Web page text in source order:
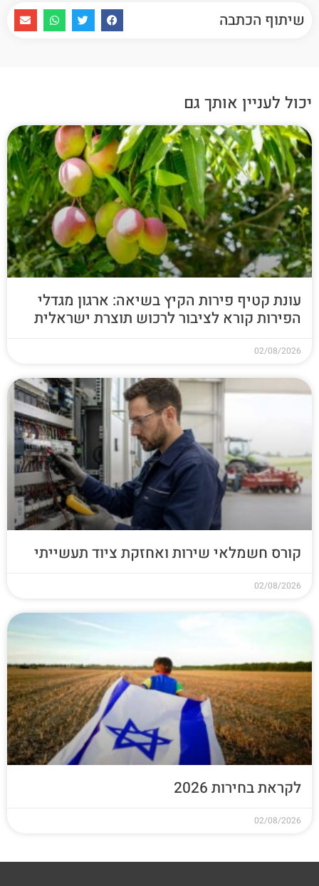
שיתוף הכתבה
יכול לעניין אותך גם
עונת קטיף פירות הקיץ בשיאה: ארגון מגדלי
הפירות קורא לציבור לרכוש תוצרת ישראלית
02/08/2026
קורס חשמלאי שירות ואחזקת ציוד תעשייתי
02/08/2026
לקראת בחירות 2026
02/08/2026